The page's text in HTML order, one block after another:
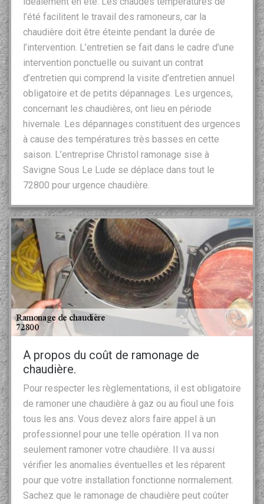
l’été facilitent le travail des ramoneurs, car la
chaudière doit être éteinte pendant la durée de
l’intervention. L’entretien se fait dans le cadre d’une
intervention ponctuelle ou suivant un contrat
d’entretien qui comprend la visite d’entretien annuel
obligatoire et de petits dépannages. Les urgences,
concernant les chaudières, ont lieu en période
hivernale. Les dépannages constituent des urgences
à cause des températures très basses en cette
saison. L’entreprise Christol ramonage sise à
Savigne Sous Le Lude se déplace dans tout le
72800 pour urgence chaudière.
A propos du coût de ramonage de
chaudière.
Pour respecter les règlementations, il est obligatoire
de ramoner une chaudière à gaz ou au fioul une fois
tous les ans. Vous devez alors faire appel à un
professionnel pour une telle opération. Il va non
seulement ramoner votre chaudière. Il va aussi
vérifier les anomalies éventuelles et les réparent
pour que votre installation fonctionne normalement.
Sachez que le ramonage de chaudière peut coûter